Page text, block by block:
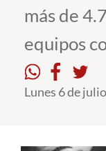
Estudiantes
más de
equipos
Lunes 6 de